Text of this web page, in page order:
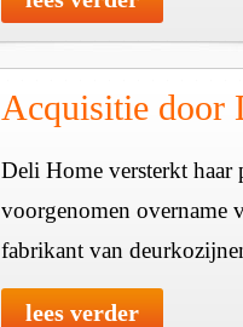
Acquisitie door
Deli Home versterkt haar
voorgenomen overname
fabrikant van
lees verder